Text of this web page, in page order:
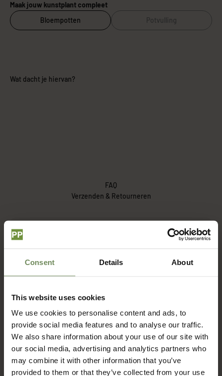
Consent Details About
This website uses cookies
We use cookies to personalise content and ads, to
provide social media features and to analyse our traffic.
We also share information about your use of our site with
our social media, advertising and analytics partners who
may combine it with other information that you’ve
provided to them or that they’ve collected from your use
Maak jouw kunstplant compleet
Bloempotten
Potvulling
Wat dacht je hiervan?
FAQ
Verzenden & Retourneren
Hoe lang duur het voordat ik mijn bestelling ontvang?
Wat zijn de verzendkosten?
Met welke bezorgdienst werken jullie?